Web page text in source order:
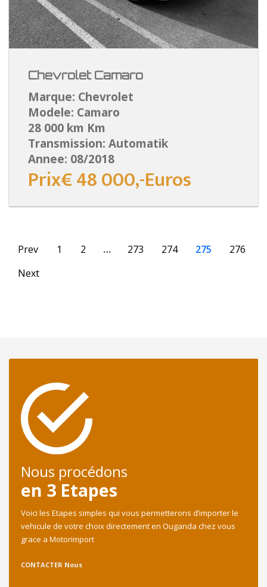
Chevrolet Camaro
Marque: Chevrolet
Modele: Camaro
28 000 km Km
Transmission: Automatik
Annee: 08/2018
Prix€ 48 000,-Euros
Prev 1 2 … 273 274 275
276
Next
Nous procédons
en 3 Etapes
Voici les Etapes simples qui vous permetterons d’importer le
vehicule de votre choix directement en Ouganda chez vous
grace a Motorimport
CONTACTER Nous